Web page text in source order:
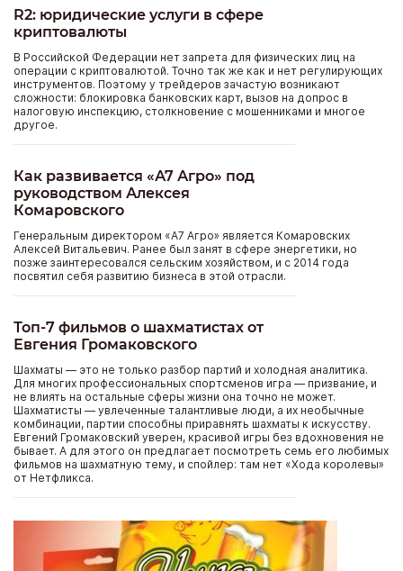
R2: юридические услуги в сфере
криптовалюты
В Российской Федерации нет запрета для физических лиц на
операции с криптовалютой. Точно так же как и нет регулирующих
инструментов. Поэтому у трейдеров зачастую возникают
сложности: блокировка банковских карт, вызов на допрос в
налоговую инспекцию, столкновение с мошенниками и многое
другое.
Как развивается «А7 Агро» под
руководством Алексея
Комаровского
Генеральным директором «А7 Агро» является Комаровских
Алексей Витальевич. Ранее был занят в сфере энергетики, но
позже заинтересовался сельским хозяйством, и с 2014 года
посвятил себя развитию бизнеса в этой отрасли.
Топ-7 фильмов о шахматистах от
Евгения Громаковского
Шахматы — это не только разбор партий и холодная аналитика.
Для многих профессиональных спортсменов игра — призвание, и
не влиять на остальные сферы жизни она точно не может.
Шахматисты — увлеченные талантливые люди, а их необычные
комбинации, партии способны приравнять шахматы к искусству.
Евгений Громаковский уверен, красивой игры без вдохновения не
бывает. А для этого он предлагает посмотреть семь его любимых
фильмов на шахматную тему, и спойлер: там нет «Хода королевы»
от Нетфликса.